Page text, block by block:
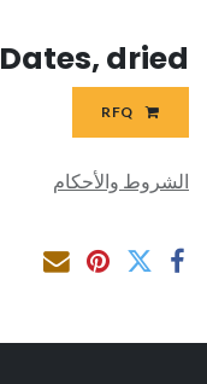
Dates, dried
RFQ
الشروط والأحكام